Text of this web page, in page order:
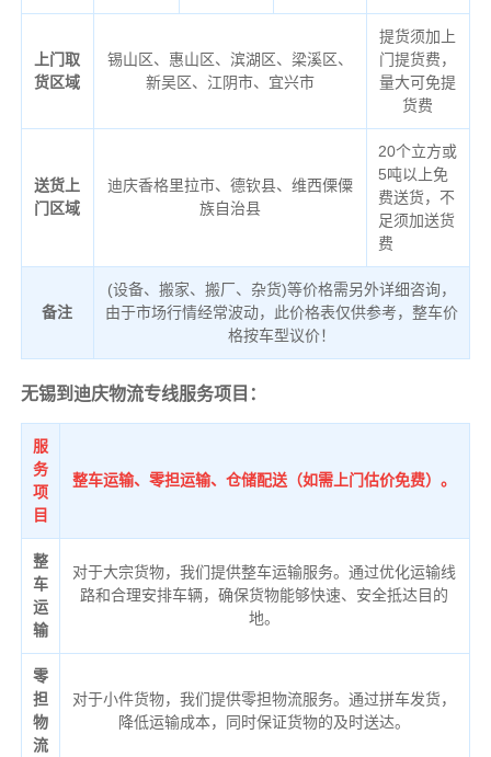
上门取
货区域
锡山区、惠山区、滨湖区、梁溪区、
新吴区、江阴市、宜兴市
提货须加上
门提货费，
量大可免提
货费
送货上
门区域
迪庆香格里拉市、德钦县、维西傈僳
族自治县
20个立方或
5吨以上免
费送货，不
足须加送货
费
备注
(设备、搬家、搬厂、杂货)等价格需另外详细咨询，
由于市场行情经常波动，此价格表仅供参考，整车价
格按车型议价！
无锡到迪庆物流专线服务项目：
服
务
项
目
整车运输、零担运输、仓储配送（如需上门估价免费）。
整
车
运
输
对于大宗货物，我们提供整车运输服务。通过优化运输线
路和合理安排车辆，确保货物能够快速、安全抵达目的
地。
零
担
物
流
对于小件货物，我们提供零担物流服务。通过拼车发货，
降低运输成本，同时保证货物的及时送达。